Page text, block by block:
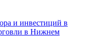
и инвестиций в
в Нижнем